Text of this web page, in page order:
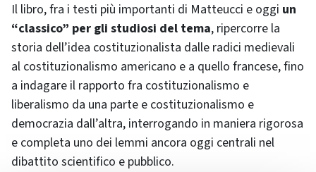
Il libro, fra i testi più importanti di Matteucci e oggi un
“classico” per gli studiosi del tema, ripercorre la
storia dell’idea costituzionalista dalle radici medievali
al costituzionalismo americano e a quello francese, fino
a indagare il rapporto fra costituzionalismo e
liberalismo da una parte e costituzionalismo e
democrazia dall’altra, interrogando in maniera rigorosa
e completa uno dei lemmi ancora oggi centrali nel
dibattito scientifico e pubblico.